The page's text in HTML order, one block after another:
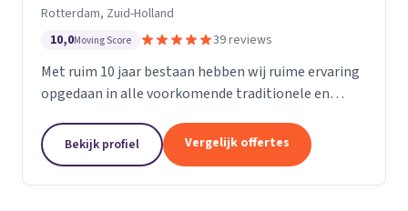
Rotterdam, Zuid-Holland
10,0Moving Score 39 reviews
Met ruim 10 jaar bestaan hebben wij ruime ervaring
opgedaan in alle voorkomende traditionele en
particuliere en zakelijke bouwbranche.
Bekijk profiel Vergelijk offertes